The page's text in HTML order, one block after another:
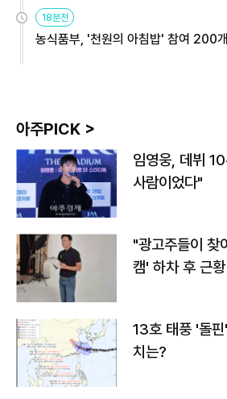
원
18분전
농식품부, '천원의 아침밥' 참여 200
아주PICK >
임영웅, 데뷔
사람이었다"
"광고주들이
캠' 하차 후 근
13호 태풍 '돌
치는?